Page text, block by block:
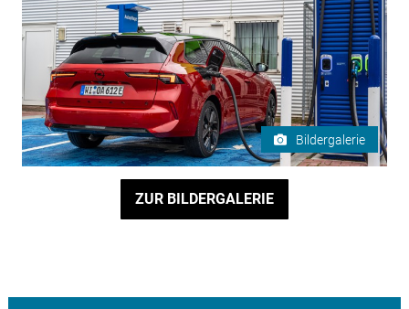
Bildergalerie
ZUR BILDERGALERIE